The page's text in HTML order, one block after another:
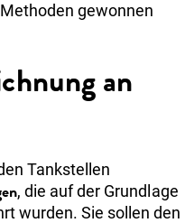
gewonnen
an
Tankstellen
, die auf der Grundlage
wurden. Sie sollen den